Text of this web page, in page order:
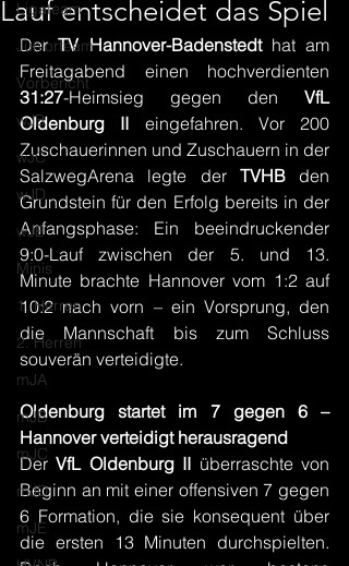
Ligateam
Juniorteam
Vorbericht
wJB
wJC
wJD
wJE
Minis
1. Herren
2. Herren
mJA
mJB
mJC
mJD
mJE
Lauf entscheidet das Spiel
Der TV Hannover-Badenstedt hat am
31:27-Heimsieg gegen den VfL
Oldenburg II eingefahren. Vor 200
Zuschauerinnen und Zuschauern in der
SalzwegArena legte der TVHB den
Grundstein für den Erfolg bereits in der
Anfangsphase: Ein beeindruckender
9:0-Lauf zwischen der 5. und 13.
Minute brachte Hannover vom 1:2 auf
10:2 nach vorn – ein Vorsprung, den
die Mannschaft bis zum Schluss
souverän verteidigte.
Oldenburg startet im 7 gegen 6 –
Hannover verteidigt herausragend
Der VfL Oldenburg II überraschte von
Beginn an mit einer offensiven 7 gegen
6 Formation, die sie konsequent über
die ersten 13 Minuten durchspielten.